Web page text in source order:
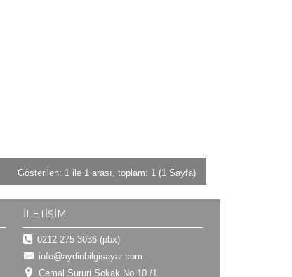
Gösterilen: 1 ile 1 arası, toplam: 1 (1 Sayfa)
İLETIŞIM
0212 275 3036 (pbx)
info@aydinbilgisayar.com
Cemal Sururi Sokak No.10 /1